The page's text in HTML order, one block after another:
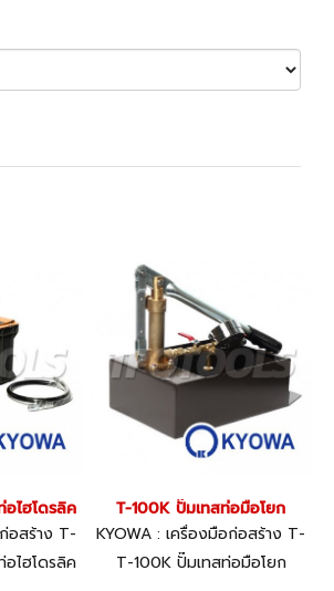
ไฮโดรลิค
อสร้าง T-
ไฮโดรลิค
T-100K ปั๊มเทสท่อมือโยก
KYOWA : เครื่องมือก่อสร้าง T-
100K
T-100K ปั๊มเทสท่อมือโยก